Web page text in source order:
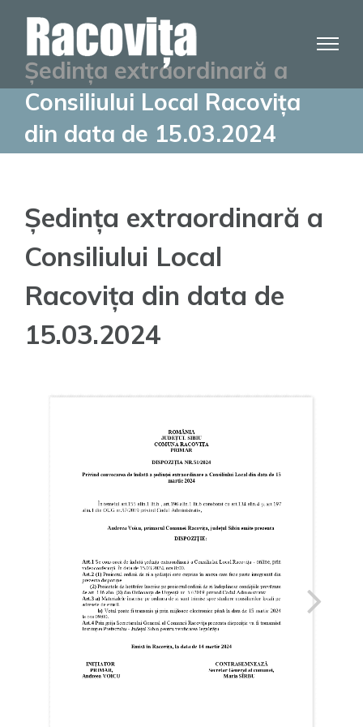
contentȘedința extraordinară a
Consiliului Local Racovița
din data de 15.03.2024
Ședința extraordinară a
Consiliului Local
Racovița din data de
15.03.2024